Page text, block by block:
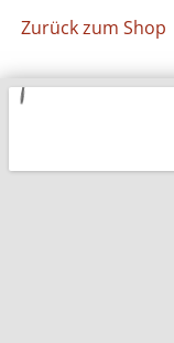
Zurück zum Shop